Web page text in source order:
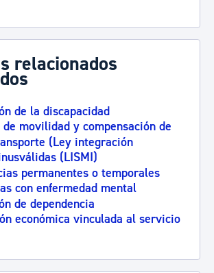
relacionados
de la discapacidad
de movilidad y compensación de
(Ley integración
(LISMI)
permanentes o temporales
con enfermedad mental
de dependencia
económica vinculada al servicio